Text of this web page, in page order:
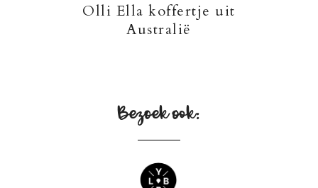
Olli Ella koffertje uit
Australië
Bezoek ook: